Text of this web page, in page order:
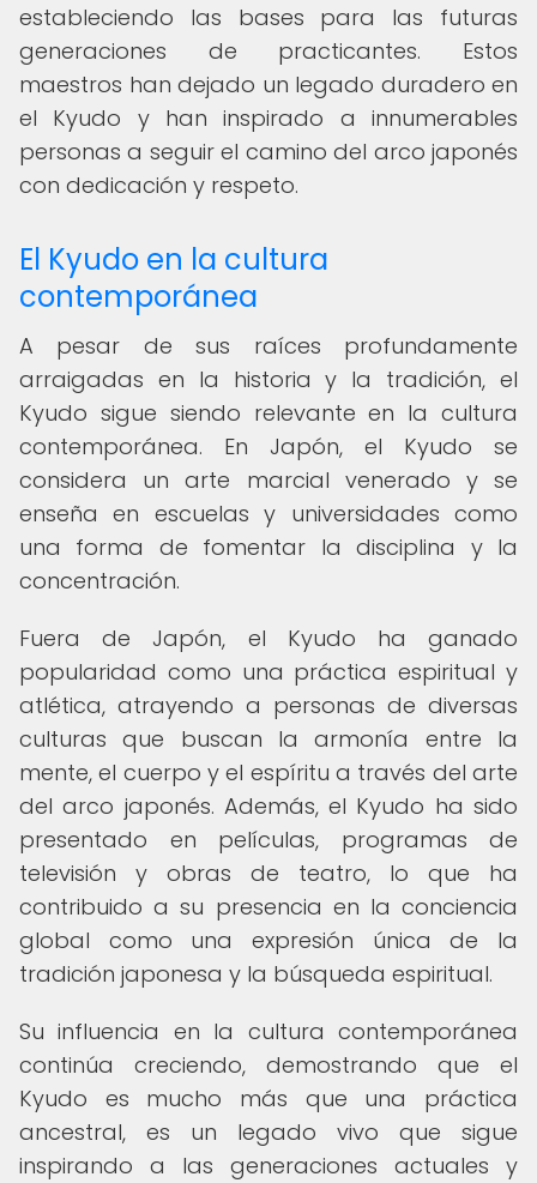
estableciendo las bases para las futuras
generaciones de practicantes. Estos
maestros han dejado un legado duradero en
el Kyudo y han inspirado a innumerables
personas a seguir el camino del arco japonés
con dedicación y respeto.
El Kyudo en la cultura
contemporánea
A pesar de sus raíces profundamente
arraigadas en la historia y la tradición, el
Kyudo sigue siendo relevante en la cultura
contemporánea. En Japón, el Kyudo se
considera un arte marcial venerado y se
enseña en escuelas y universidades como
una forma de fomentar la disciplina y la
concentración.
Fuera de Japón, el Kyudo ha ganado
popularidad como una práctica espiritual y
atlética, atrayendo a personas de diversas
culturas que buscan la armonía entre la
mente, el cuerpo y el espíritu a través del arte
del arco japonés. Además, el Kyudo ha sido
presentado en películas, programas de
televisión y obras de teatro, lo que ha
contribuido a su presencia en la conciencia
global como una expresión única de la
tradición japonesa y la búsqueda espiritual.
Su influencia en la cultura contemporánea
continúa creciendo, demostrando que el
Kyudo es mucho más que una práctica
ancestral, es un legado vivo que sigue
inspirando a las generaciones actuales y